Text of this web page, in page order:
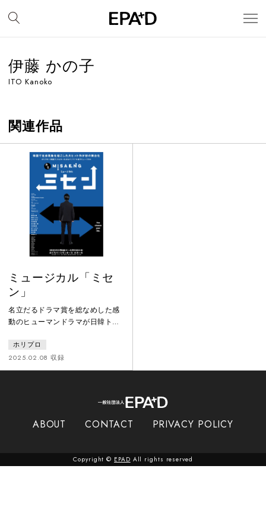
伊藤 かの子
ITO Kanoko
関連作品
ミュージカル「ミセ
ン」
名立だるドラマ賞を総なめした感
動のヒューマンドラマが日韓トッ
カル化。耳に残る音楽とダンスが
融合し、心温まる新たなミュージ
カルが誕生。日韓のトップクリエ
のパク・へリムによって豊かな人
ユンによる耳に残る音楽、オ・ル
ホリプロ
2025.02.08 収録
ABOUT CONTACT PRIVACY POLICY
Copyright © EPAD All rights reserved